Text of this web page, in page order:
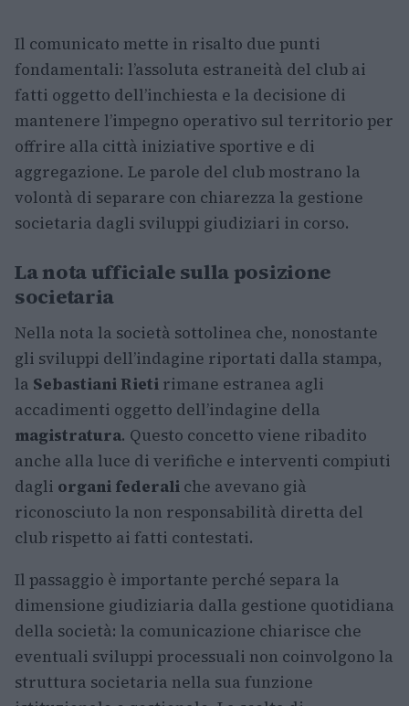
Il comunicato mette in risalto due punti
fondamentali: l’assoluta estraneità del club ai
fatti oggetto dell’inchiesta e la decisione di
mantenere l’impegno operativo sul territorio per
offrire alla città iniziative sportive e di
aggregazione. Le parole del club mostrano la
volontà di separare con chiarezza la gestione
societaria dagli sviluppi giudiziari in corso.
La nota ufficiale sulla posizione
societaria
Nella nota la società sottolinea che, nonostante
gli sviluppi dell’indagine riportati dalla stampa,
la Sebastiani Rieti rimane estranea agli
accadimenti oggetto dell’indagine della
magistratura. Questo concetto viene ribadito
anche alla luce di verifiche e interventi compiuti
dagli organi federali che avevano già
riconosciuto la non responsabilità diretta del
club rispetto ai fatti contestati.
Il passaggio è importante perché separa la
dimensione giudiziaria dalla gestione quotidiana
della società: la comunicazione chiarisce che
eventuali sviluppi processuali non coinvolgono la
struttura societaria nella sua funzione